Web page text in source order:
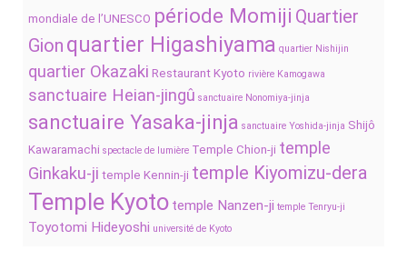
mondiale de l’UNESCO période Momiji Quartier
Gion quartier Higashiyama quartier Nishijin
quartier Okazaki Restaurant Kyoto rivière Kamogawa
sanctuaire Heian-jingû sanctuaire Nonomiya-jinja
sanctuaire Yasaka-jinja sanctuaire Yoshida-jinja Shijô
Kawaramachi spectacle de lumière Temple Chion-ji temple
Ginkaku-ji temple Kennin-ji temple Kiyomizu-dera
Temple Kyoto temple Nanzen-ji temple Tenryu-ji
Toyotomi Hideyoshi université de Kyoto